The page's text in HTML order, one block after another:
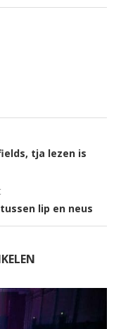
tja lezen is
lip en neus